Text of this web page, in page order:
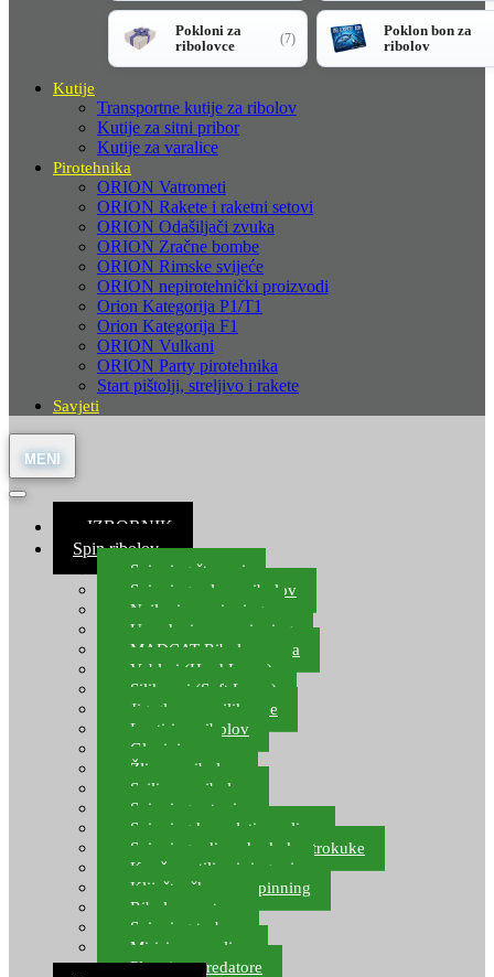
Pokloni za
ribolovce
(7)
Poklon bon za
ribolov
Kutije
Transportne kutije za ribolov
Kutije za sitni pribor
Kutije za varalice
Pirotehnika
ORION Vatrometi
ORION Rakete i raketni setovi
ORION Odašiljači zvuka
ORION Zračne bombe
ORION Rimske svijeće
ORION nepirotehnički proizvodi
Orion Kategorija P1/T1
Orion Kategorija F1
ORION Vulkani
ORION Party pirotehnika
Start pištolji, streljivo i rakete
Savjeti
≡ IZBORNIK
Spin ribolov
Spinning štapovi
Spinning role za ribolov
Najloni za spinning
Upredenice za spinning
MADCAT Ribolov soma
Vobleri (Hard Lures)
Silikonci (Soft Lures)
Jig glave za silikonce
Leptiri za ribolov
Glavinjare
Žlice za ribolov
Sajlice za ribolov
Spinning setovi
Spinning kompleti varalica
Spinning udice, dvokuke, trokuke
Kopče, vrtilice i ringovi
Kliješta, škare za spinning
Ribolov pastrve
Spinning torbe
Mirisi za varalice
Plovci za predatore